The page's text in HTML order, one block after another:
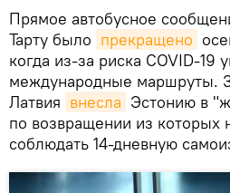
Прямое автобусное
Тарту было прекращено
когда из-за риска COVID-19
международные маршруты.
Латвия внесла Эстонию в
по возвращении из которых
соблюдать 14-дневную